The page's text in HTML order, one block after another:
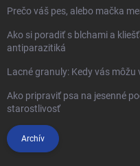
Prečo váš pes, alebo mačka
Ako si poradiť s blchami a
antiparazitiká
Lacné granuly: Kedy vás môžu
Ako pripraviť psa na jesenné
starostlivosť
Archív